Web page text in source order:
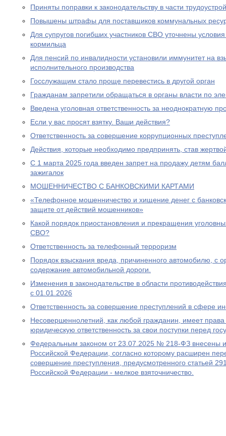
Приняты поправки к законодательству в части
Повышены штрафы для поставщиков коммунальных
Для супругов погибших участников СВО уточнены
кормильца
Для пенсий по инвалидности установили иммунитет на
исполнительного производства
Госслужащим стало проще перевестись в другой орган
Гражданам запретили обращаться в органы власти по
Введена уголовная ответственность за неоднократную
Если у вас просят взятку. Ваши действия?
Ответственность за совершение коррупционных
Действия, которые необходимо предпринять, став
С 1 марта 2025 года введен запрет на продажу детям
зажигалок
МОШЕННИЧЕСТВО С БАНКОВСКИМИ КАРТАМИ
«Телефонное мошенничество и хищение денег с
защите от действий мошенников»
Какой порядок приостановления и прекращения
СВО?
Ответственность за телефонный терроризм
Порядок взыскания вреда, причиненного автомобилю, с
содержание автомобильной дороги.
Изменения в законодательстве в области
с 01.01.2026
Ответственность за совершение преступлений в сфере
Несовершеннолетний, как любой гражданин, имеет права
юридическую ответственность за свои поступки перед
Федеральным законом от 23.07.2025 № 218-ФЗ внесены
Российской Федерации, согласно которому расширен
совершение преступления, предусмотренного статьей
Российской Федерации - мелкое взяточничество.